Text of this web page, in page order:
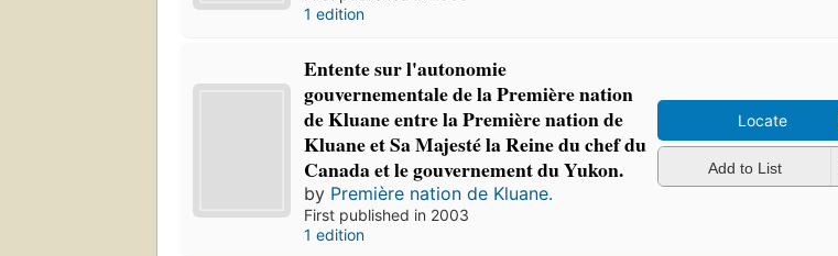
1 edition
Entente sur l'autonomie
gouvernementale de la Première nation
de Kluane entre la Première nation de
Kluane et Sa Majesté la Reine du chef du
Canada et le gouvernement du Yukon.
by Première nation de Kluane.
First published in 2003
1 edition
Locate
Add to List